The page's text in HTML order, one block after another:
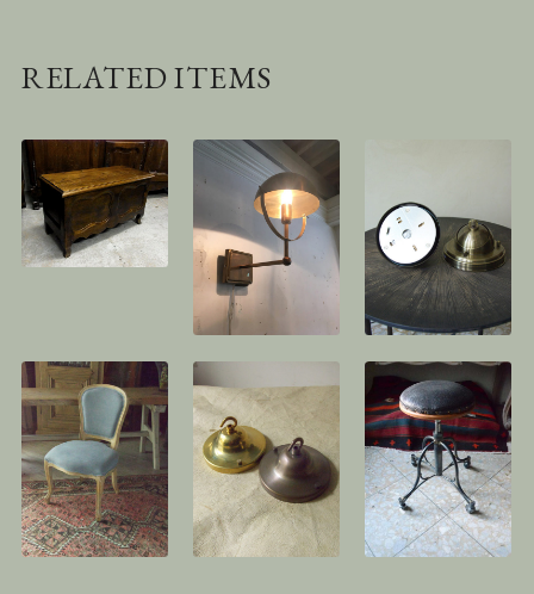
RELATED ITEMS